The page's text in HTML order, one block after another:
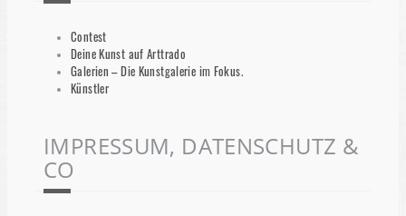
Contest
Deine Kunst auf Arttrado
Galerien – Die Kunstgalerie im Fokus.
Künstler
IMPRESSUM, DATENSCHUTZ &
CO